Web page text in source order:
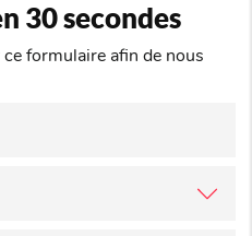
30 secondes
formulaire afin de nous